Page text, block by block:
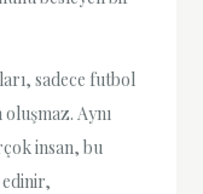
sadece futbol
Aynı
insan, bu